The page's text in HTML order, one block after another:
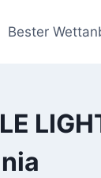
Bester